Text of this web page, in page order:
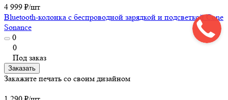
4 999 ₽/шт
Bluetooth-колонка с беспроводной зарядкой и подсветкой Cone
Sonance
0
0
Под заказ
Заказать
Закажите печать со своим дизайном